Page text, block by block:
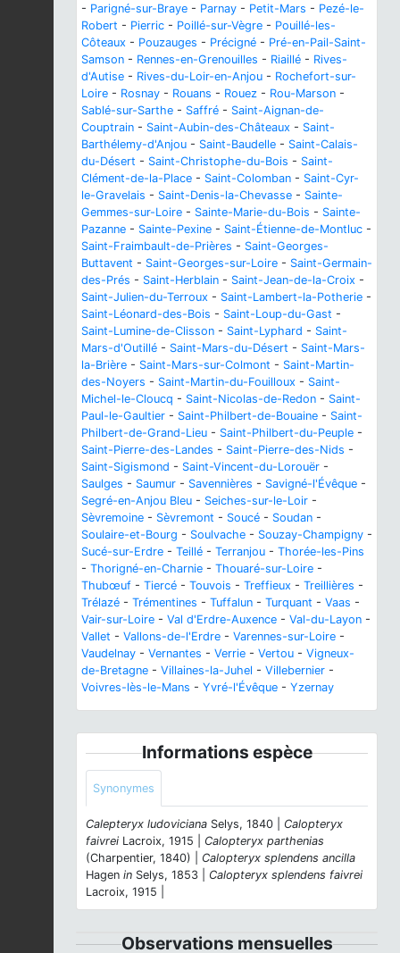
- Parigné-sur-Braye - Parnay - Petit-Mars - Pezé-le-
Robert - Pierric - Poillé-sur-Vègre - Pouillé-les-
Côteaux - Pouzauges - Précigné - Pré-en-Pail-Saint-
Samson - Rennes-en-Grenouilles - Riaillé - Rives-
d'Autise - Rives-du-Loir-en-Anjou - Rochefort-sur-
Loire - Rosnay - Rouans - Rouez - Rou-Marson -
Sablé-sur-Sarthe - Saffré - Saint-Aignan-de-
Couptrain - Saint-Aubin-des-Châteaux - Saint-
Barthélemy-d'Anjou - Saint-Baudelle - Saint-Calais-
du-Désert - Saint-Christophe-du-Bois - Saint-
Clément-de-la-Place - Saint-Colomban - Saint-Cyr-
le-Gravelais - Saint-Denis-la-Chevasse - Sainte-
Gemmes-sur-Loire - Sainte-Marie-du-Bois - Sainte-
Pazanne - Sainte-Pexine - Saint-Étienne-de-Montluc -
Saint-Fraimbault-de-Prières - Saint-Georges-
Buttavent - Saint-Georges-sur-Loire - Saint-Germain-
des-Prés - Saint-Herblain - Saint-Jean-de-la-Croix -
Saint-Julien-du-Terroux - Saint-Lambert-la-Potherie -
Saint-Léonard-des-Bois - Saint-Loup-du-Gast -
Saint-Lumine-de-Clisson - Saint-Lyphard - Saint-
Mars-d'Outillé - Saint-Mars-du-Désert - Saint-Mars-
la-Brière - Saint-Mars-sur-Colmont - Saint-Martin-
des-Noyers - Saint-Martin-du-Fouilloux - Saint-
Michel-le-Cloucq - Saint-Nicolas-de-Redon - Saint-
Paul-le-Gaultier - Saint-Philbert-de-Bouaine - Saint-
Philbert-de-Grand-Lieu - Saint-Philbert-du-Peuple -
Saint-Pierre-des-Landes - Saint-Pierre-des-Nids -
Saint-Sigismond - Saint-Vincent-du-Lorouër -
Saulges - Saumur - Savennières - Savigné-l'Évêque -
Segré-en-Anjou Bleu - Seiches-sur-le-Loir -
Sèvremoine - Sèvremont - Soucé - Soudan -
Soulaire-et-Bourg - Soulvache - Souzay-Champigny -
Sucé-sur-Erdre - Teillé - Terranjou - Thorée-les-Pins
- Thorigné-en-Charnie - Thouaré-sur-Loire -
Thubœuf - Tiercé - Touvois - Treffieux - Treillières -
Trélazé - Trémentines - Tuffalun - Turquant - Vaas -
Vair-sur-Loire - Val d'Erdre-Auxence - Val-du-Layon -
Vallet - Vallons-de-l'Erdre - Varennes-sur-Loire -
Vaudelnay - Vernantes - Verrie - Vertou - Vigneux-
de-Bretagne - Villaines-la-Juhel - Villebernier -
Voivres-lès-le-Mans - Yvré-l'Évêque - Yzernay
Informations espèce
Synonymes
Calepteryx ludoviciana Selys, 1840 | Calopteryx
faivrei Lacroix, 1915 | Calopteryx parthenias
(Charpentier, 1840) | Calopteryx splendens ancilla
Hagen in Selys, 1853 | Calopteryx splendens faivrei
Lacroix, 1915 |
Observations mensuelles